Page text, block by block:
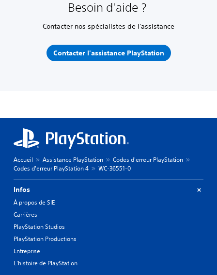
Besoin d'aide ?
Contacter nos spécialistes de l'assistance
Contacter l'assistance PlayStation
Accueil Assistance PlayStation
Codes d'erreur PlayStation
Codes d'erreur PlayStation 4
WC-36551-0
Infos
À propos de SIE
Carrières
PlayStation Studios
PlayStation Productions
Entreprise
L'histoire de PlayStation